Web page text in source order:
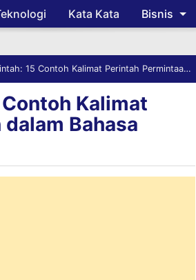
to main content
Kata Kata Bisnis
Contoh Kalimat Perintah Permintaan dalam Bahasa Indonesia
Kalimat
Bahasa